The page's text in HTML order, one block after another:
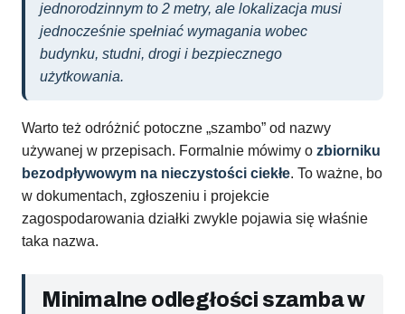
jednorodzinnym to 2 metry, ale lokalizacja musi
jednocześnie spełniać wymagania wobec
budynku, studni, drogi i bezpiecznego
użytkowania.
Warto też odróżnić potoczne „szambo” od nazwy
używanej w przepisach. Formalnie mówimy o zbiorniku
bezodpływowym na nieczystości ciekłe. To ważne, bo
w dokumentach, zgłoszeniu i projekcie
zagospodarowania działki zwykle pojawia się właśnie
taka nazwa.
Minimalne odległości szamba w